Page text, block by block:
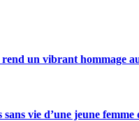
un vibrant hommage
vie d’une jeune